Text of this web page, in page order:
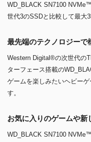
WD_BLACK SN7100
世代3のSSDと比較して最大
最先端のテクノロジーで
Western Digital®の次世代の
ターフェース搭載の
ゲームを楽しみたいヘビー
す。
お気に入りのゲームや
WD_BLACK SN7100